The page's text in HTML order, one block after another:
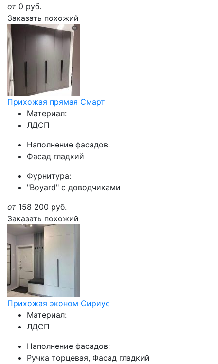
от 0 руб.
Заказать похожий
Прихожая прямая Смарт
Материал:
ЛДСП
Наполнение фасадов:
Фасад гладкий
Фурнитура:
"Boyard" с доводчиками
от 158 200 руб.
Заказать похожий
Прихожая эконом Сириус
Материал:
ЛДСП
Наполнение фасадов:
Ручка торцевая, Фасад гладкий